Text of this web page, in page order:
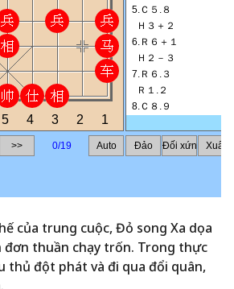
của trung cuộc, Đỏ song Xa dọa
đơn thuần chạy trốn. Trong thực
thủ đột phát và đi qua đổi quân,